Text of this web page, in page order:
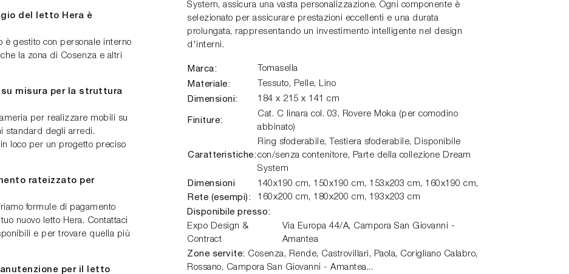
del letto Hera è
è gestito con personale interno
la zona di Cosenza e altri
misura per la struttura
per realizzare mobili su
standard degli arredi.
loco per un progetto preciso
rateizzato per
formule di pagamento
nuovo letto Hera. Contattaci
e per trovare quella più
per il letto
System, assicura una vasta personalizzazione. Ogni componente è
selezionato per assicurare prestazioni eccellenti e una durata
prolungata, rappresentando un investimento intelligente nel design
d'interni.
Marca: Tomasella
Materiale: Tessuto, Pelle, Lino
Dimensioni: 184 x 215 x 141 cm
Finiture:
Cat. C linara col. 03, Rovere Moka (per comodino
abbinato)
Caratteristiche:
Ring sfoderabile, Testiera sfoderabile, Disponibile
con/senza contenitore, Parte della collezione Dream
System
Dimensioni
Rete (esempi):
140x190 cm, 150x190 cm, 153x203 cm, 160x190 cm,
160x200 cm, 180x200 cm, 193x203 cm
Disponibile presso:
Expo Design &
Contract
Via Europa 44/A, Campora San Giovanni -
Amantea
Zone servite: Cosenza, Rende, Castrovillari, Paola, Corigliano Calabro,
Rossano, Campora San Giovanni - Amantea...